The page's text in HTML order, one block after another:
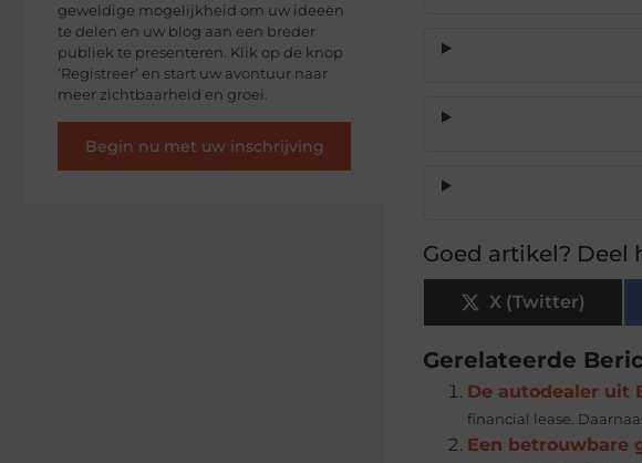
geweldige mogelijkheid om uw ideeën
te delen en uw blog aan een breder
publiek te presenteren. Klik op de knop
‘Registreer’ en start uw avontuur naar
meer zichtbaarheid en groei.
Begin nu met uw inschrijving
Goed artikel? Deel
X (Twitter)
Gerelateerde
De autodealer uit
financial lease.
Een betrouwbare